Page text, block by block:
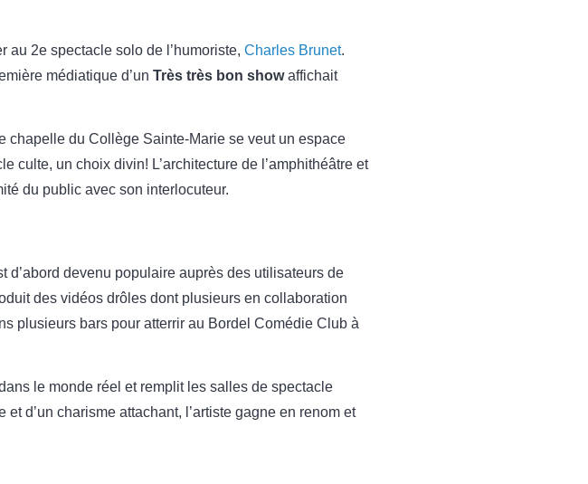
au 2e spectacle solo de l’humoriste, Charles Brunet.
médiatique d’un Très très bon showaffichait
chapelle du Collège Sainte-Marie se veut un espace
culte, un choix divin! L’architecture de l’amphithéâtre et
du public avec son interlocuteur.
d’abord devenu populaire auprès des utilisateurs de
des vidéos drôles dont plusieurs en collaboration
plusieurs bars pour atterrir au Bordel Comédie Club à
le monde réel et remplit les salles de spectacle
d’un charisme attachant, l’artiste gagne en renom et